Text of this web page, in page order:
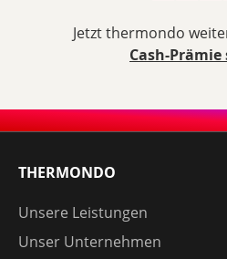
Jetzt thermondo
Cash-
THERMONDO
Unsere Leistungen
Unser Unternehmen